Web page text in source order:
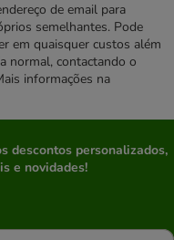
de email para
semelhantes. Pode
em quaisquer custos além
normal, contactando o
informações na
descontos personalizados,
e novidades!